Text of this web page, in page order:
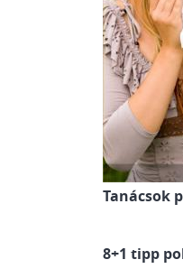
Tanácsok
8+1 tipp